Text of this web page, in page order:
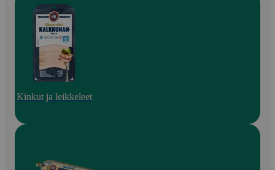
Kinkut ja leikkeleet